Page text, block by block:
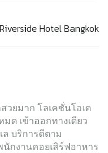
Hotel Bangkok
วยมาก โลเคชั่นโอเค
มด เข้าออกทางเดียว
ล บริการดีตาม
นักงานคอยเสิร์ฟอาหาร